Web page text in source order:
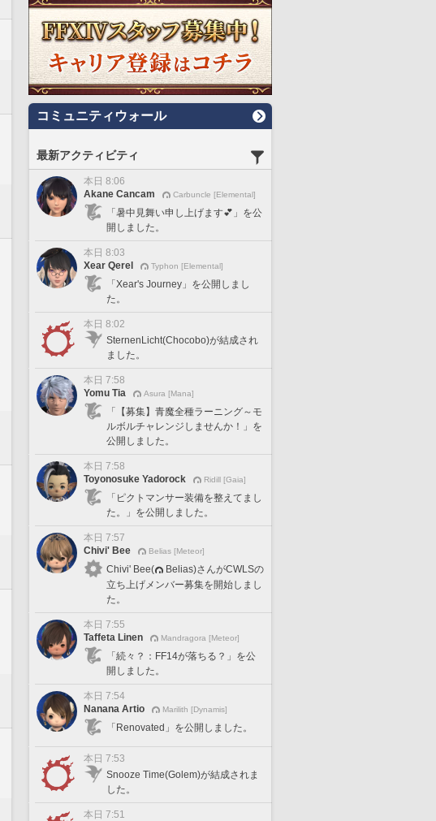
コミュニティウォール
最新アクティビティ
本日 8:06
Akane Cancam
Carbuncle [Elemental]
「暑中見舞い申し上げます💕」を公
開しました。
本日 8:03
Xear Qerel
Typhon [Elemental]
「Xear's Journey」を公開しまし
た。
本日 8:02
SternenLicht(Chocobo)が結成され
ました。
本日 7:58
Yomu Tia
Asura [Mana]
「【募集】青魔全種ラーニング～モ
ルボルチャレンジしませんか！」を
公開しました。
本日 7:58
Toyonosuke Yadorock
Ridill [Gaia]
「ピクトマンサー装備を整えてまし
た。」を公開しました。
本日 7:57
Chivi' Bee
Belias [Meteor]
Chivi' Bee(
Belias)さんがCWLSの
立ち上げメンバー募集を開始しまし
た。
本日 7:55
Taffeta Linen
Mandragora [Meteor]
「続々？：FF14が落ちる？」を公
開しました。
本日 7:54
Nanana Artio
Marilith [Dynamis]
「Renovated」を公開しました。
本日 7:53
Snooze Time(Golem)が結成されま
した。
本日 7:51